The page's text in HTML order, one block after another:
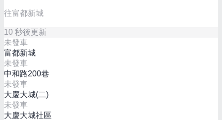
往富都新城
10 秒後更新
未發車
富都新城
未發車
中和路200巷
未發車
大慶大城(二)
未發車
大慶大城社區